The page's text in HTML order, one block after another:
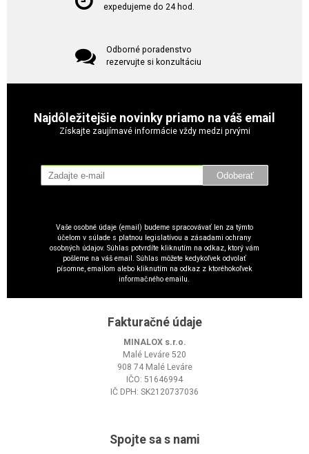
expedujeme do 24 hod.
Odborné poradenstvo
rezervujte si konzultáciu
Najdôležitejšie novinky priamo na váš email
Získajte zaujímavé informácie vždy medzi prvými
Odoberať
Vaše osobné údaje (email) budeme spracovávať len za týmto
účelom v súlade s platnou legislatívou a zásadami ochrany
osobných údajov. Súhlas potvrdíte kliknutím na odkaz, ktorý vám
pošleme na váš email. Súhlas môžete kedykoľvek odvolať
písomne, emailom alebo kliknutím na odkaz z ktoréhokoľvek
informačného emailu.
Fakturačné údaje
MINALOX s.r.o.
Malé Leváre 520
908 74 Malé Leváre
IČO: 51646994
IČ DPH: SK2120737036
Spojte sa s nami